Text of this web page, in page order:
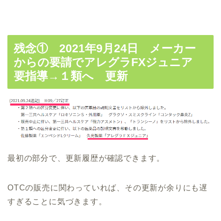
残念① 2021年9月24日 メーカー
からの要請でアレグラFXジュニア
要指導→１類へ 更新
最初の部分で、更新履歴が確認できます。
OTCの販売に関わっていれば、その更新が余りにも遅
すぎることに気づきます。